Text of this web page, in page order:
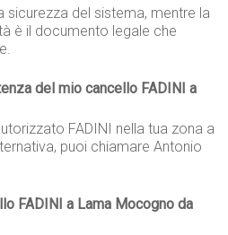
sicurezza del sistema, mentre la
è il documento legale che
del mio cancello FADINI a
FADINI nella tua zona a
puoi chiamare Antonio
FADINI a Lama Mocogno da